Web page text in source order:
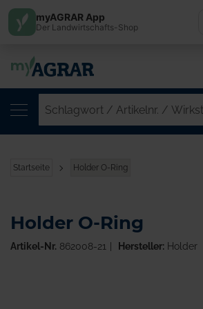
Startseite Holder O-Ring
Holder O-Ring
Artikel-Nr. 862008-21 Hersteller:Holder
myAGRAR App
Der Landwirtschafts-Shop